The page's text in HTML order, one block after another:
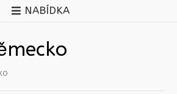
NABÍDKA